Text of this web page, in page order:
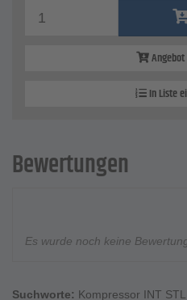
Angebot
In Liste
Bewertungen
Es wurde noch keine
Suchworte: Kompressor INT